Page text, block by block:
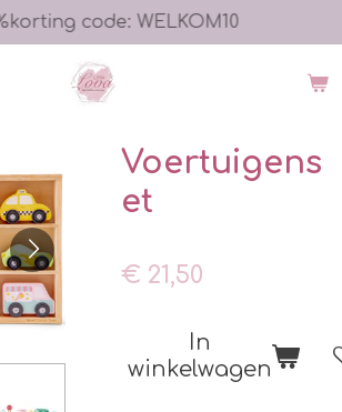
code: WELKOM10
Voertuigens
et
€ 21,50
In
winkelwagen